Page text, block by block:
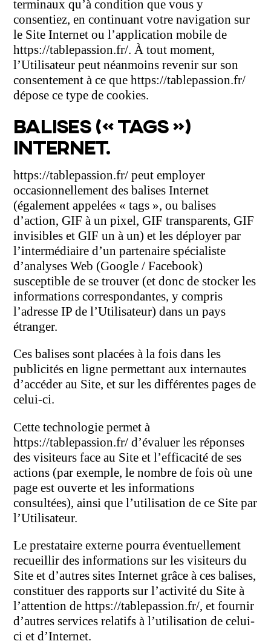
terminaux qu’à condition que vous y
consentiez, en continuant votre navigation sur
le Site Internet ou l’application mobile de
https://tablepassion.fr/. À tout moment,
l’Utilisateur peut néanmoins revenir sur son
consentement à ce que https://tablepassion.fr/
dépose ce type de cookies.
BALISES (« TAGS »)
INTERNET.
https://tablepassion.fr/ peut employer
occasionnellement des balises Internet
(également appelées « tags », ou balises
d’action, GIF à un pixel, GIF transparents, GIF
invisibles et GIF un à un) et les déployer par
l’intermédiaire d’un partenaire spécialiste
d’analyses Web (Google / Facebook)
susceptible de se trouver (et donc de stocker les
informations correspondantes, y compris
l’adresse IP de l’Utilisateur) dans un pays
étranger.
Ces balises sont placées à la fois dans les
publicités en ligne permettant aux internautes
d’accéder au Site, et sur les différentes pages de
celui-ci.
Cette technologie permet à
https://tablepassion.fr/ d’évaluer les réponses
des visiteurs face au Site et l’efficacité de ses
actions (par exemple, le nombre de fois où une
page est ouverte et les informations
consultées), ainsi que l’utilisation de ce Site par
l’Utilisateur.
Le prestataire externe pourra éventuellement
recueillir des informations sur les visiteurs du
Site et d’autres sites Internet grâce à ces balises,
constituer des rapports sur l’activité du Site à
l’attention de https://tablepassion.fr/, et fournir
d’autres services relatifs à l’utilisation de celui-
ci et d’Internet.